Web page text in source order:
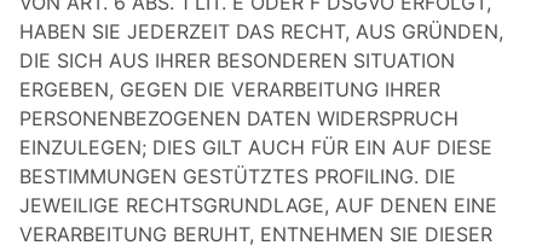
HABEN SIE JEDERZEIT DAS RECHT, AUS GRÜNDEN,
DIE SICH AUS IHRER BESONDEREN SITUATION
ERGEBEN, GEGEN DIE VERARBEITUNG IHRER
PERSONENBEZOGENEN DATEN WIDERSPRUCH
EINZULEGEN; DIES GILT AUCH FÜR EIN AUF DIESE
BESTIMMUNGEN GESTÜTZTES PROFILING. DIE
JEWEILIGE RECHTSGRUNDLAGE, AUF DENEN EINE
VERARBEITUNG BERUHT, ENTNEHMEN SIE DIESER